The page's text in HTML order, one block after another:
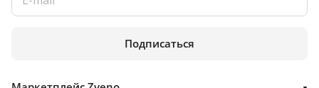
Подписаться